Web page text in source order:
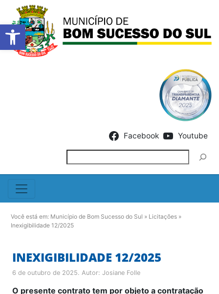
Barra de Ferramentas
Facebook Youtube
Você está em: Município de Bom Sucesso do Sul » Licitações »
Inexigibilidade 12/2025
INEXIGIBILIDADE 12/2025
6 de outubro de 2025. Autor: Josiane Folle
O presente contrato tem por objeto a contratação